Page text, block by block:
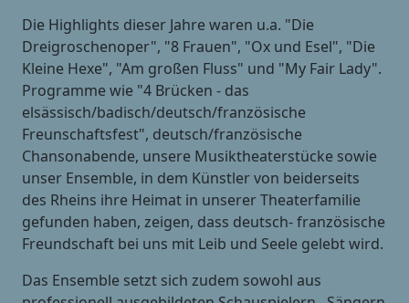
Die Highlights dieser Jahre waren u.a. "Die
Dreigroschenoper", "8 Frauen", "Ox und Esel", "Die
Kleine Hexe", "Am großen Fluss" und "My Fair Lady".
Programme wie "4 Brücken - das
elsässisch/badisch/deutsch/französische
Freunschaftsfest", deutsch/französische
Chansonabende, unsere Musiktheaterstücke sowie
unser Ensemble, in dem Künstler von beiderseits
des Rheins ihre Heimat in unserer Theaterfamilie
gefunden haben, zeigen, dass deutsch- französische
Freundschaft bei uns mit Leib und Seele gelebt wird.
Das Ensemble setzt sich zudem sowohl aus